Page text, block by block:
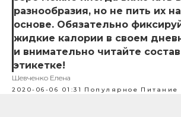
разнообразия, но не пить их
основе. Обязательно
жидкие калории в своем
и внимательно читайте
этикетке!
Шевченко Елена
2020-06-06 01:31 Популярное Питание